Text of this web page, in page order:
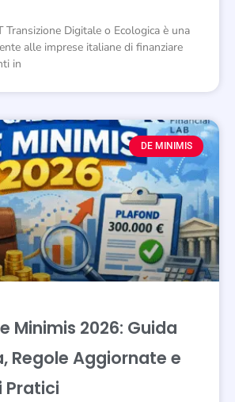
Transizione Digitale o Ecologica è una
alle imprese italiane di finanziare
in
DE MINIMIS
Minimis 2026: Guida
Regole Aggiornate e
Pratici